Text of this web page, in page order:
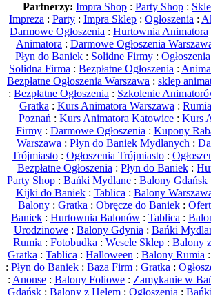
Partnerzy: Impra Shop : Party Shop :
Impreza : Party : Impra Sklep : Ogłoszenia :
Darmowe Ogłoszenia : Hurtownia Animatora
Animatora : Darmowe Ogłoszenia
Płyn do Baniek : Solidne Firmy : Ogłoszenia
Solidna Firma : Bezpłatne Ogłoszenia :
Bezpłatne Ogłoszenia Warszawa : sklep
: Bezpłatne Ogłoszenia : Szkolenie
Gratka : Kurs Animatora Warszawa : Rumia
Poznań : Kurs Animatora Katowice : Kurs
Firmy: Darmowe Ogłoszenia: Kupony
Warszawa: Płyn do Baniek Mydlanych:
Trójmiasto : Ogłoszenia Trójmiasto :
Bezpłatne Ogłoszenia : Płyn do Baniek :
Party Shop: Bańki Mydlane: Balony Gdańsk
Kijki do Baniek: Tablica: Balony
Balony: Gratka: Obręcze do Baniek:
Baniek : Hurtownia Balonów : Tablica :
Urodzinowe: Balony Gdynia: Bańki
Rumia: Fotobudka: Wesele Sklep: Balony
Gratka : Tablica : Halloween : Balony Rumia :
: Płyn do Baniek : Baza Firm : Gratka :
: Anonse : Balony Foliowe : Zamykanie w
Gdańsk : Balony z Helem : Ogłoszenia :